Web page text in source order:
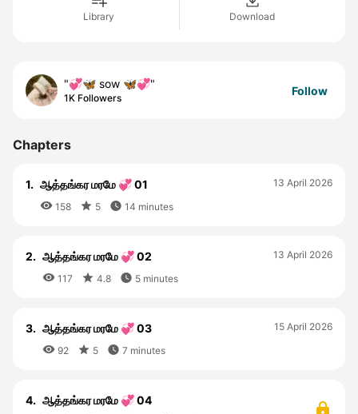
Library Download
"💞🦋 sow 🦋💞"
1K Followers
Follow
Chapters
1. ஆத்தங்கர மரமே 💞 01
 158  5  14 minutes
13 April 2026
2. ஆத்தங்கர மரமே 💞 02
 117  4.8  5 minutes
13 April 2026
3. ஆத்தங்கர மரமே 💞 03
 92  5  7 minutes
15 April 2026
4. ஆத்தங்கர மரமே 💞 04